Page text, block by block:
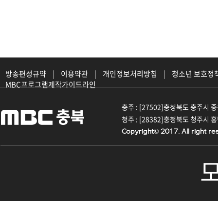
방송편성규약 | 이용약관 | 개인정보처리방침 |
청소년 보호정
MBC프로그램제작가이드라인
충주 : [27502]충청북도 충주시
청주 : [28382]충청북도 청주시
Copyright© 2017. All right